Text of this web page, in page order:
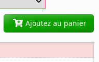
Ajoutez au panier